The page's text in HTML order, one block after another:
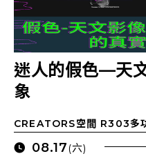
迷人的假色—天
象
CREATORS空間 R303多
08.17(六)